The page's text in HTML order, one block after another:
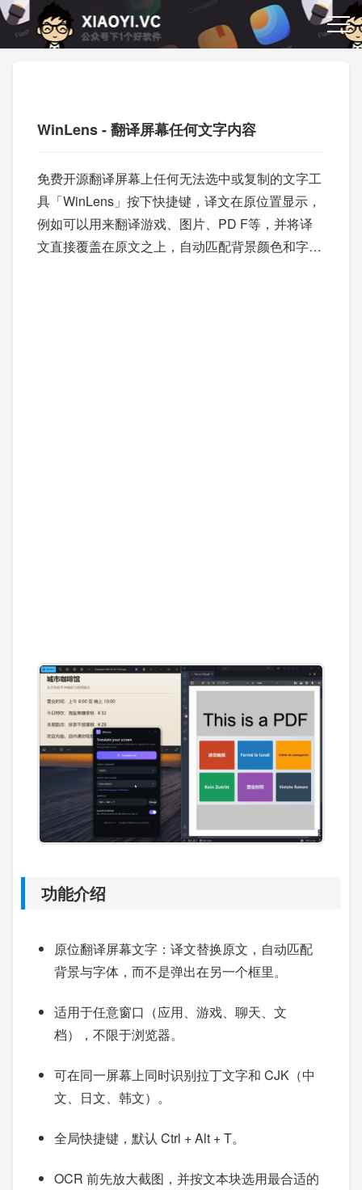
WinLens - 翻译屏幕任何文字内容
免费开源翻译屏幕上任何无法选中或复制的文字工
具「WinLens」按下快捷键，译文在原位置显示，
例如可以用来翻译游戏、图片、PD F等，并将译
文直接覆盖在原文之上，自动匹配背景颜色和字
功能介绍
原位翻译屏幕文字：译文替换原文，自动匹配
背景与字体，而不是弹出在另一个框里。
适用于任意窗口（应用、游戏、聊天、文
档），不限于浏览器。
可在同一屏幕上同时识别拉丁文字和 CJK（中
文、日文、韩文）。
全局快捷键，默认 Ctrl + Alt + T。
OCR 前先放大截图，并按文本块选用最合适的